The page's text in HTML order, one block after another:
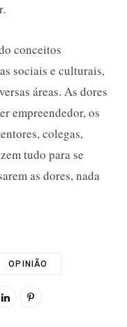
conceitos
sociais e culturais,
áreas. As dores
empreendedor, os
colegas,
tudo para se
as dores, nada
OPINIÃO